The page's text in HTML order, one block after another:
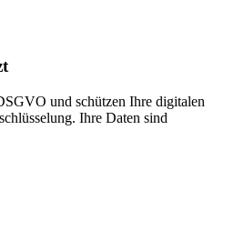
und schützen Ihre digitalen
Ihre Daten sind